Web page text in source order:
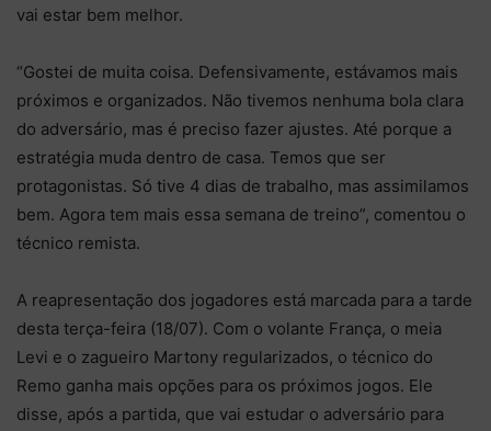
vai estar bem melhor.
“Gostei de muita coisa. Defensivamente, estávamos mais
próximos e organizados. Não tivemos nenhuma bola clara
do adversário, mas é preciso fazer ajustes. Até porque a
estratégia muda dentro de casa. Temos que ser
protagonistas. Só tive 4 dias de trabalho, mas assimilamos
bem. Agora tem mais essa semana de treino”, comentou o
técnico remista.
A reapresentação dos jogadores está marcada para a tarde
desta terça-feira (18/07). Com o volante França, o meia
Levi e o zagueiro Martony regularizados, o técnico do
Remo ganha mais opções para os próximos jogos. Ele
disse, após a partida, que vai estudar o adversário para